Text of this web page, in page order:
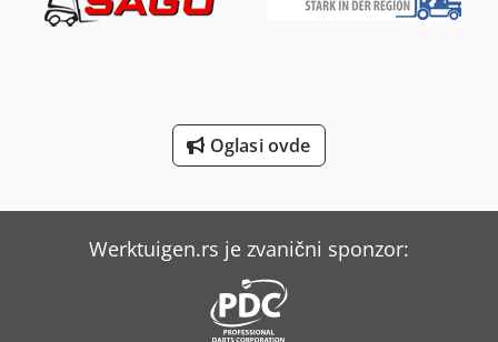
Linde L 10
Linde V
Oglasi ovde
Werktuigen.rs je zvanični sponzor: